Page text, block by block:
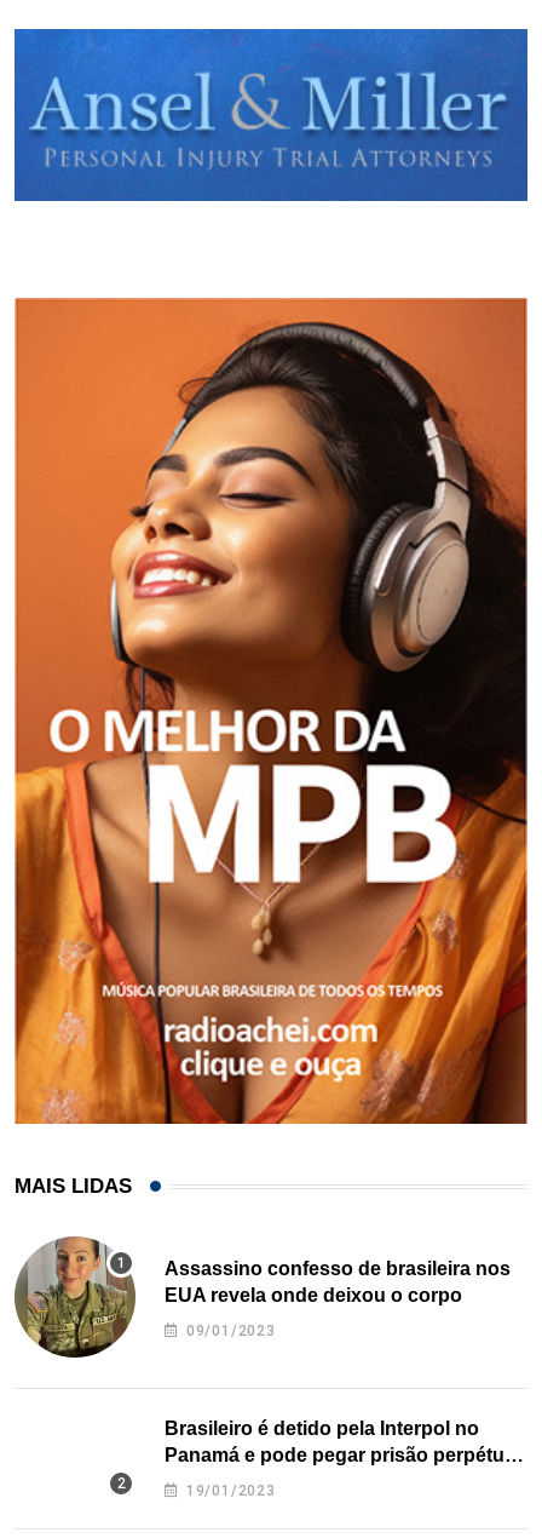
MAIS LIDAS
Assassino confesso de brasileira nos
EUA revela onde deixou o corpo
09/01/2023
Brasileiro é detido pela Interpol no
Panamá e pode pegar prisão perpétua
nos EUA
19/01/2023